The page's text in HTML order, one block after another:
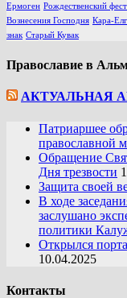
Ермоген Рождественский
Вознесения Господня Кара-
знак Старый Кувак
Православие в
АКТУАЛЬНАЯ
Патриаршее
православной
Обращение
Дня трезвости
Защита своей
В ходе
заслушано
политики
Открылся
10.04.2025
Контакты